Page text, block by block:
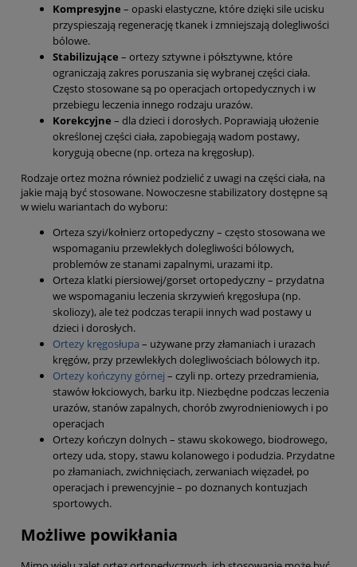
Kompresyjne – opaski elastyczne, które dzięki sile ucisku
przyspieszają regenerację tkanek i zmniejszają dolegliwości
bólowe.
Stabilizujące – ortezy sztywne i półsztywne, które
ograniczają zakres poruszania się wybranej części ciała.
Często stosowane są po operacjach ortopedycznych i w
przebiegu leczenia innego rodzaju urazów.
Korekcyjne – dla dzieci i dorosłych. Poprawiają ułożenie
określonej części ciała, zapobiegają wadom postawy,
korygują obecne (np. orteza na kręgosłup).
Rodzaje ortez można również podzielić z uwagi na części ciała, na
jakie mają być stosowane. Nowoczesne stabilizatory dostępne są
w wielu wariantach do wyboru:
Orteza szyi/kołnierz ortopedyczny – często stosowana we
wspomaganiu przewlekłych dolegliwości bólowych,
problemów ze stanami zapalnymi, urazami itp.
Orteza klatki piersiowej/gorset ortopedyczny – przydatna
we wspomaganiu leczenia skrzywień kręgosłupa (np.
skoliozy), ale też podczas terapii innych wad postawy u
dzieci i dorosłych.
Ortezy kręgosłupa – używane przy złamaniach i urazach
kręgów, przy przewlekłych dolegliwościach bólowych itp.
Ortezy kończyny górnej – czyli np. ortezy przedramienia,
stawów łokciowych, barku itp. Niezbędne podczas leczenia
urazów, stanów zapalnych, chorób zwyrodnieniowych i po
operacjach
Ortezy kończyn dolnych – stawu skokowego, biodrowego,
ortezy uda, stopy, stawu kolanowego i podudzia. Przydatne
po złamaniach, zwichnięciach, zerwaniach więzadeł, po
operacjach i prewencyjnie – po doznanych kontuzjach
sportowych.
Możliwe powikłania